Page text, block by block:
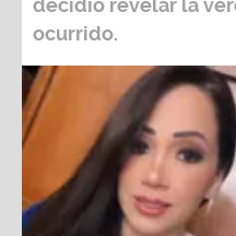
decidió revelar la
ocurrido.